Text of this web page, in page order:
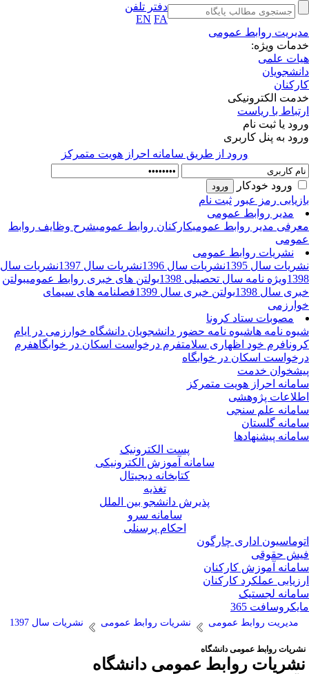
دفتر تلفن
EN FA
روابط عمومی
ویژه:
علمی
الکترونیکی
با ریاست
یا ثبت نام
به پنل کاربری
ورود از طريق سامانه احراز هويت متمركز
ورود خودکار
رمز عبور ثبت نام
مدیر روابط عمومی
مدیر روابط عمومیکارکنان روابط عمومیشرح وظایف روابط
نشریات روابط عمومی
سال 1395
نشریات سال 1396 نشریات سال 1397
نشریات سال
ویژه نامه سال تحصیلی 1398 بولتن های خبری روابط عمومیبولتن
سال 1398
بولتن خبری سال 1399
فصلنامه های سیمای
مصوبات ستاد کرونا
نامه هاشیوه نامه حضور دانشجویان دانشگاه خوارزمی در ایام
فرم خود اظهاری سلامتفرم درخواست اسکان در خوابگاهفرم
اسکان در خوابگاه
خدمت
احراز هویت متمرکز
پژوهشی
علم سنجی
گلستان
پیشنهادها
پست الکترونیک
سامانه آموزش الکترونیکی
کتابخانه دیجیتال
تغذیه
پذیرش دانشجو بین الملل
سامانه سرو
احکام پرسنلی
اداری چارگون
حقوقی
آموزش کارکنان
عملکرد کارکنان
لجستیک
365
مدیریت روابط عمومی نشریات روابط عمومی نشریات سال 1397
روابط عمومی دانشگاه
روابط عمومی دانشگاه